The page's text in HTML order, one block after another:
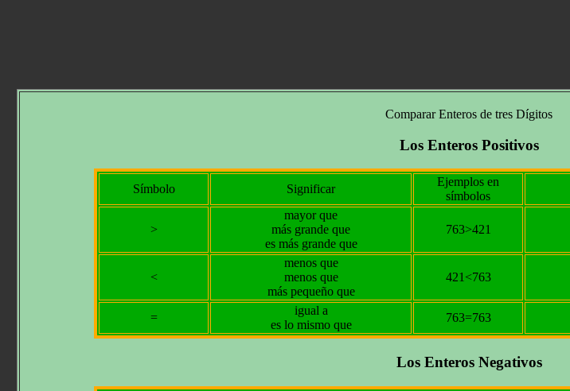
Comparar Enteros de tres Dígitos
Los Enteros Positivos
Símbolo Significar
Ejemplos en
símbolos
>
mayor que
más grande que
es más grande que
763>421
<
menos que
menos que
más pequeño que
421<763
=
igual a
es lo mismo que
763=763
Los Enteros Negativos